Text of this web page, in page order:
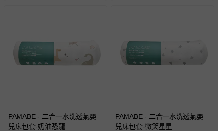
PAMABE - 二合一水洗透氣嬰
兒床包套-奶油恐龍
PAMABE - 二合一水洗透氣嬰
兒床包套-微笑星星